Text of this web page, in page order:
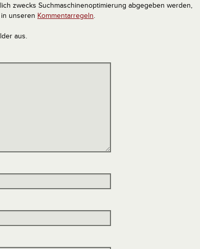
zwecks Suchmaschinenoptimierung abgegeben werden,
unseren Kommentarregeln.
aus.